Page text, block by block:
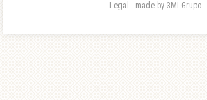
Legal - made by 3MI Grupo.